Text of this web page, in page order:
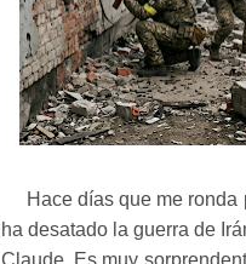
Hace días que me
ha desatado la guerra de
Claude. Es muy